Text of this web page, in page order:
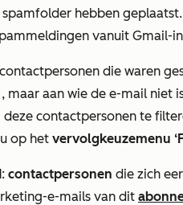
hebben
vanuit Gmail-
die waren
, maar aan wie de e-mail niet
deze contactpersonen te
op het vervolgkeuzemenu
: contactpersonen die zich
e-mails van dit